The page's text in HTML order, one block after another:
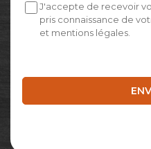
J'accepte de recevoir
pris connaissance de
et mentions légales.